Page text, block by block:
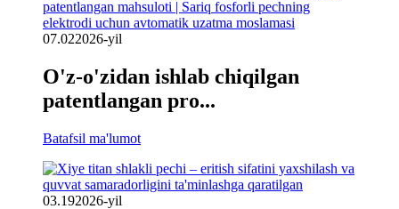
07.022026-yil
O'z-o'zidan ishlab chiqilgan
patentlangan pro...
Batafsil ma'lumot
03.192026-yil